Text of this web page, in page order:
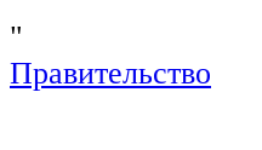
"
Правительство